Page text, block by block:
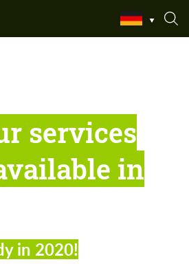
services
in
in 2020!